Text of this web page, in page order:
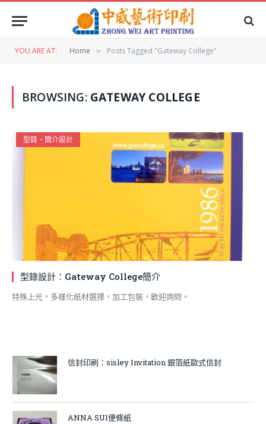
YOU ARE AT: Home » Posts Tagged "Gateway College"
BROWSING: GATEWAY COLLEGE
型錄、簡介設計
型錄設計：Gateway College簡介
特殊上光，多樣化紙材選擇，加工包裝，歡迎詢問。
信封印刷：sisley Invitation 銀箔紙歐式信封
ANNA SUI便條紙